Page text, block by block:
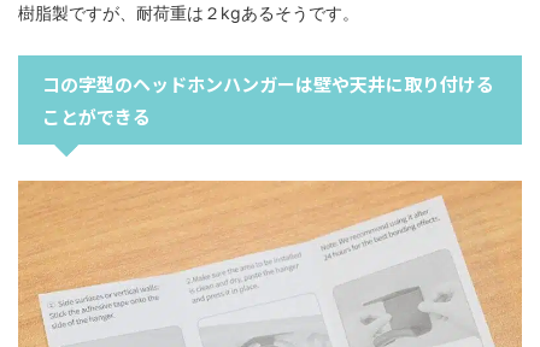
樹脂製ですが、耐荷重は２kgあるそうです。
コの字型のヘッドホンハンガーは壁や天井に取り付ける
ことができる